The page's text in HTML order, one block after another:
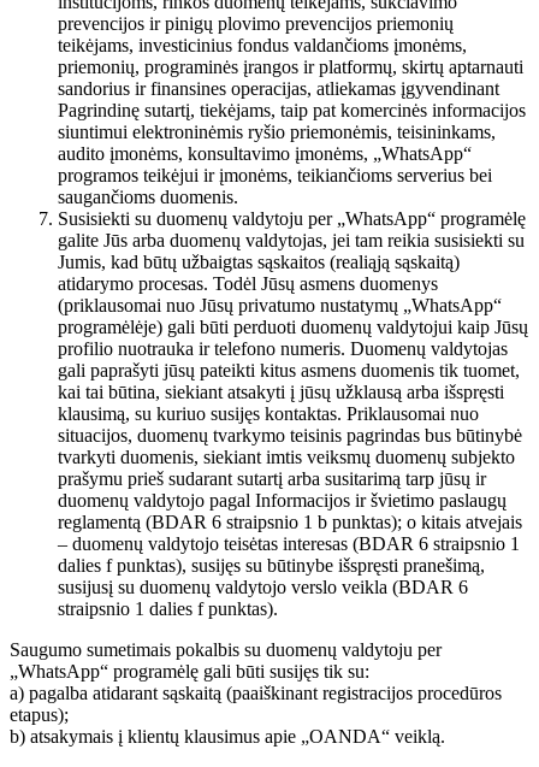
prevencijos ir pinigų plovimo prevencijos priemonių
teikėjams, investicinius fondus valdančioms įmonėms,
priemonių, programinės įrangos ir platformų, skirtų aptarnauti
sandorius ir finansines operacijas, atliekamas įgyvendinant
Pagrindinę sutartį, tiekėjams, taip pat komercinės informacijos
siuntimui elektroninėmis ryšio priemonėmis, teisininkams,
audito įmonėms, konsultavimo įmonėms, „WhatsApp“
programos teikėjui ir įmonėms, teikiančioms serverius bei
saugančioms duomenis.
Susisiekti su duomenų valdytoju per „WhatsApp“ programėlę
galite Jūs arba duomenų valdytojas, jei tam reikia susisiekti su
Jumis, kad būtų užbaigtas sąskaitos (realiąją sąskaitą)
atidarymo procesas. Todėl Jūsų asmens duomenys
(priklausomai nuo Jūsų privatumo nustatymų „WhatsApp“
programėlėje) gali būti perduoti duomenų valdytojui kaip Jūsų
profilio nuotrauka ir telefono numeris. Duomenų valdytojas
gali paprašyti jūsų pateikti kitus asmens duomenis tik tuomet,
kai tai būtina, siekiant atsakyti į jūsų užklausą arba išspręsti
klausimą, su kuriuo susijęs kontaktas. Priklausomai nuo
situacijos, duomenų tvarkymo teisinis pagrindas bus būtinybė
tvarkyti duomenis, siekiant imtis veiksmų duomenų subjekto
prašymu prieš sudarant sutartį arba susitarimą tarp jūsų ir
duomenų valdytojo pagal Informacijos ir švietimo paslaugų
reglamentą (BDAR 6 straipsnio 1 b punktas); o kitais atvejais
– duomenų valdytojo teisėtas interesas (BDAR 6 straipsnio 1
dalies f punktas), susijęs su būtinybe išspręsti pranešimą,
susijusį su duomenų valdytojo verslo veikla (BDAR 6
straipsnio 1 dalies f punktas).
Saugumo sumetimais pokalbis su duomenų valdytoju per
„WhatsApp“ programėlę gali būti susijęs tik su:
a) pagalba atidarant sąskaitą (paaiškinant registracijos procedūros
etapus);
b) atsakymais į klientų klausimus apie „OANDA“ veiklą.